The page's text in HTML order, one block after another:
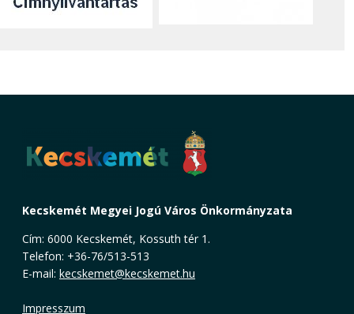
Kecskemét Megyei Jogú Város Önkormányzata
Cím: 6000 Kecskemét, Kossuth tér 1.
Telefon: +36-76/513-513
E-mail: kecskemet@kecskemet.hu
Impresszum